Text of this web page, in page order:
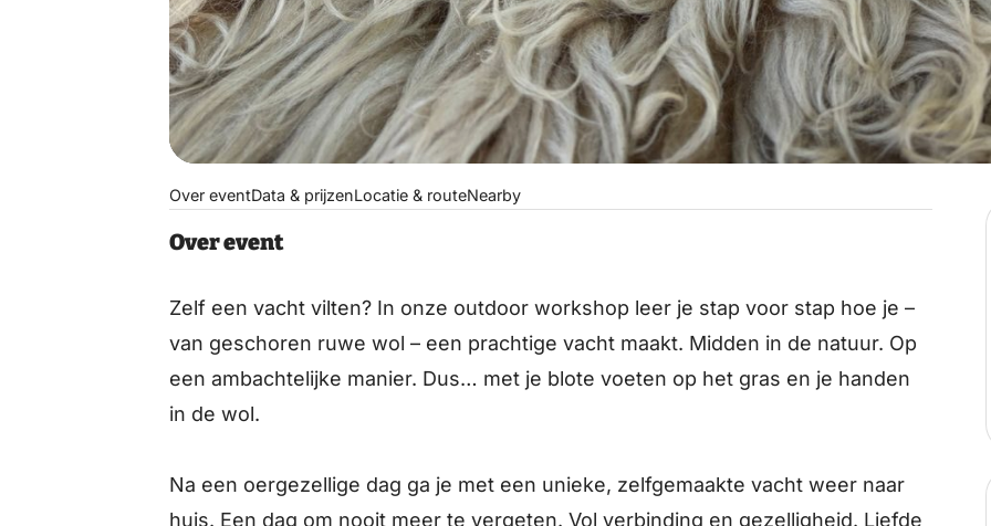
Over eventData & prijzenLocatie & routeNearby
Over event
Zelf een vacht vilten? In onze outdoor workshop leer je stap voor stap hoe je –
van geschoren ruwe wol – een prachtige vacht maakt. Midden in de natuur. Op
een ambachtelijke manier. Dus… met je blote voeten op het gras en je handen
in de wol.
Na een oergezellige dag ga je met een unieke, zelfgemaakte vacht weer naar
huis. Een dag om nooit meer te vergeten. Vol verbinding en gezelligheid. Liefde